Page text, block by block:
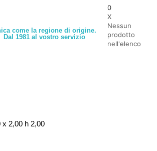
come la regione di origine.
Dal 1981 al vostro servizio
0
X
Nessun
prodotto
nell'elenco
x 2,00 h 2,00